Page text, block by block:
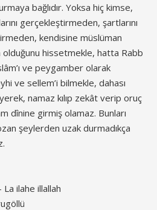
bağlıdır. Yoksa hiç kimse,
gerçekleştirmeden, şartlarını
kendisine müslüman
hissetmekle, hatta Rabb
ve peygamber olarak
ve sellem’i bilmekle, dahası
namaz kılıp zekât verip oruç
dînine girmiş olamaz. Bunları
şeylerden uzak durmadıkça
ilahe illallah